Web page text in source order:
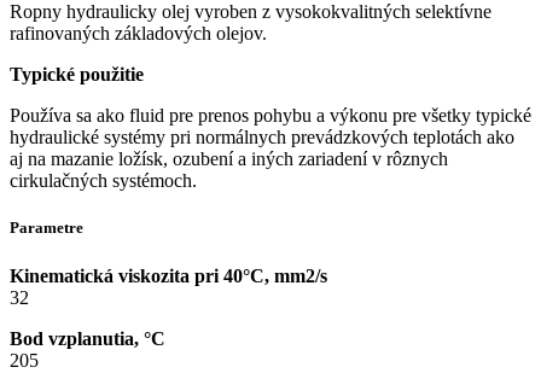
Ropny hydraulicky olej vyroben z vysokokvalitných selektívne
rafinovaných základových olejov.
Typické použitie
Používa sa ako fluid pre prenos pohybu a výkonu pre všetky typické
hydraulické systémy pri normálnych prevádzkových teplotách ako
aj na mazanie ložísk, ozubení a iných zariadení v rôznych
cirkulačných systémoch.
Parametre
Kinematická viskozita pri 40°C, mm2/s
32
Bod vzplanutia, °C
205